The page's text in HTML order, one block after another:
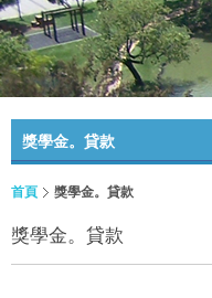
獎學金。貸款
首頁 獎學金。貸款
獎學金。貸款